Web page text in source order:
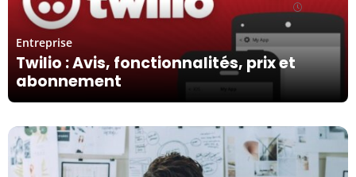
Twilio : Avis, fonctionnalités, prix et
abonnement
Entreprise